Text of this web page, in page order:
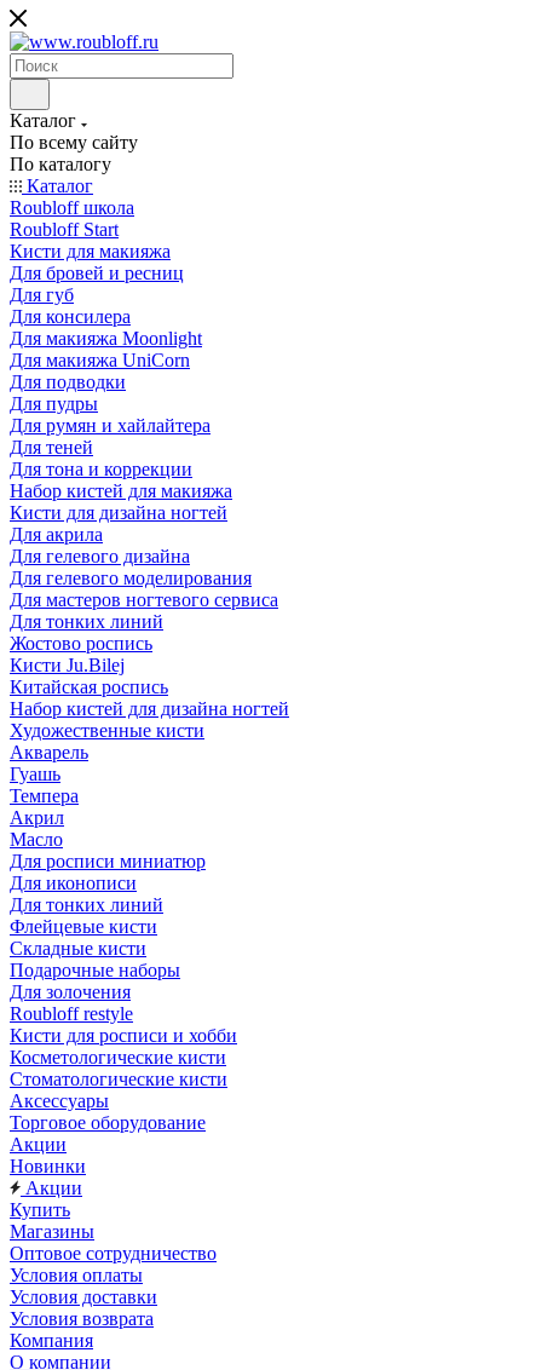
Каталог
По всему сайту
По каталогу
Каталог
Roubloff школа
Roubloff Start
Кисти для макияжа
Для бровей и ресниц
Для губ
Для консилера
Для макияжа Moonlight
Для макияжа UniCorn
Для подводки
Для пудры
Для румян и хайлайтера
Для теней
Для тона и коррекции
Набор кистей для макияжа
Кисти для дизайна ногтей
Для акрила
Для гелевого дизайна
Для гелевого моделирования
Для мастеров ногтевого сервиса
Для тонких линий
Жостово роспись
Кисти Ju.Bilej
Китайская роспись
Набор кистей для дизайна ногтей
Художественные кисти
Акварель
Гуашь
Темпера
Акрил
Масло
Для росписи миниатюр
Для иконописи
Для тонких линий
Флейцевые кисти
Складные кисти
Подарочные наборы
Для золочения
Roubloff restyle
Кисти для росписи и хобби
Косметологические кисти
Стоматологические кисти
Аксессуары
Торговое оборудование
Акции
Новинки
Акции
Купить
Магазины
Оптовое сотрудничество
Условия оплаты
Условия доставки
Условия возврата
Компания
О компании